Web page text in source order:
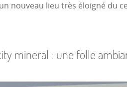
nouveau lieu très éloigné du
mineral : une folle